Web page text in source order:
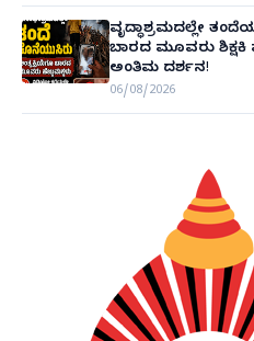
ವೃದ್ಧಾಶ್ರಮದಲ್ಲೇ
ಬಾರದ ಮೂವರು
ಅಂತಿಮ ದರ್ಶನ!
06/08/2026